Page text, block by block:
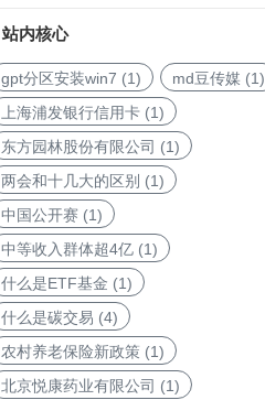
站内核心
gpt分区安装win7 (1) md豆传媒(1)
上海浦发银行信用卡(1)
东方园林股份有限公司 (1)
两会和十几大的区别 (1)
中国公开赛(1)
中等收入群体超4亿(1)
什么是ETF基金 (1)
什么是碳交易 (4)
农村养老保险新政策(1)
北京悦康药业有限公司 (1)